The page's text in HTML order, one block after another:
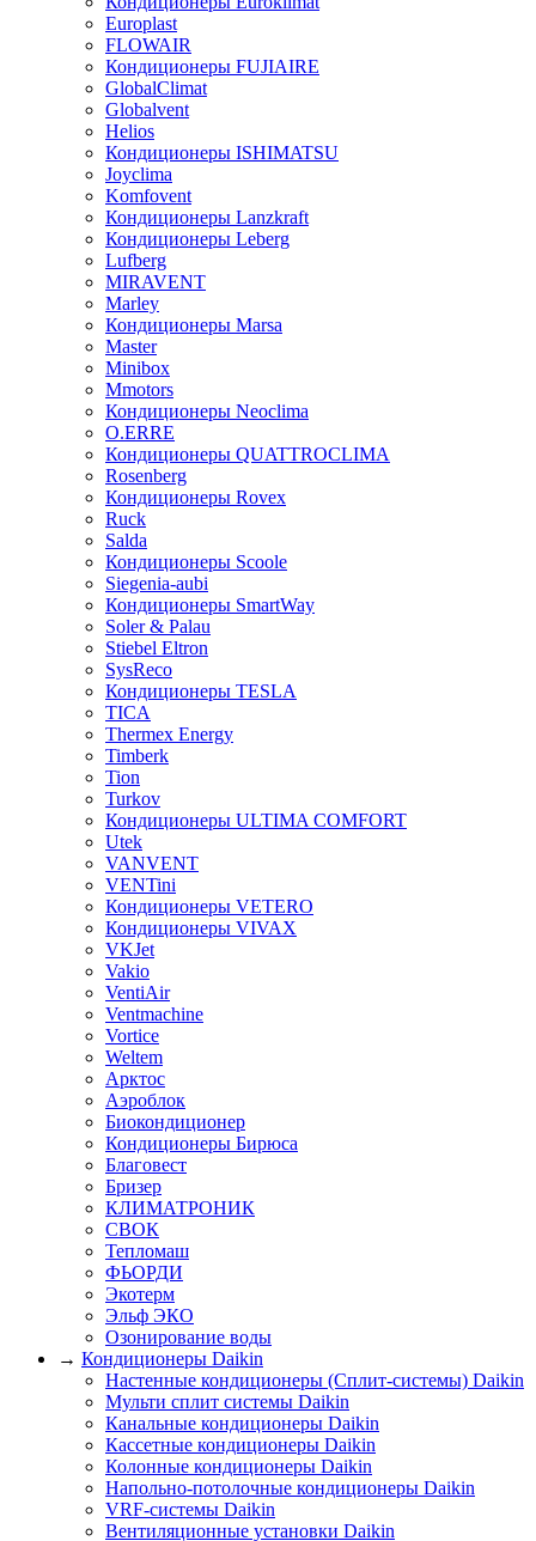
Europlast
FLOWAIR
Кондиционеры FUJIAIRE
GlobalClimat
Globalvent
Helios
Кондиционеры ISHIMATSU
Joyclima
Komfovent
Кондиционеры Lanzkraft
Кондиционеры Leberg
Lufberg
MIRAVENT
Marley
Кондиционеры Marsa
Master
Minibox
Mmotors
Кондиционеры Neoclima
O.ERRE
Кондиционеры QUATTROCLIMA
Rosenberg
Кондиционеры Rovex
Ruck
Salda
Кондиционеры Scoole
Siegenia-aubi
Кондиционеры SmartWay
Soler & Palau
Stiebel Eltron
SysReco
Кондиционеры TESLA
TICA
Thermex Energy
Timberk
Tion
Turkov
Кондиционеры ULTIMA COMFORT
Utek
VANVENT
VENTini
Кондиционеры VETERO
Кондиционеры VIVAX
VKJet
Vakio
VentiAir
Ventmachine
Vortice
Weltem
Арктос
Аэроблок
Биокондиционер
Кондиционеры Бирюса
Благовест
Бризер
КЛИМАТРОНИК
СВОК
Тепломаш
ФЬОРДИ
Экотерм
Эльф ЭКО
Озонирование воды
→ Кондиционеры Daikin
Настенные кондиционеры (Сплит-системы) Daikin
Мульти сплит системы Daikin
Канальные кондиционеры Daikin
Кассетные кондиционеры Daikin
Колонные кондиционеры Daikin
Напольно-потолочные кондиционеры Daikin
VRF-системы Daikin
Вентиляционные установки Daikin